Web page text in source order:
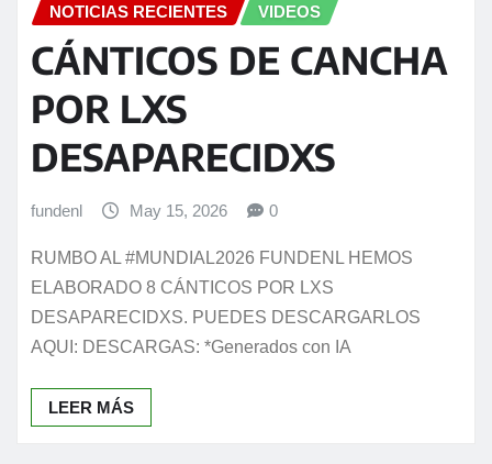
NOTICIAS RECIENTES
VIDEOS
CÁNTICOS DE CANCHA
POR LXS
DESAPARECIDXS
fundenl May 15, 2026 0
RUMBO AL #MUNDIAL2026 FUNDENL HEMOS
ELABORADO 8 CÁNTICOS POR LXS
DESAPARECIDXS. PUEDES DESCARGARLOS
AQUI: DESCARGAS: *Generados con IA
LEER MÁS